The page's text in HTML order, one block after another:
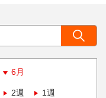
6月
2週 1週